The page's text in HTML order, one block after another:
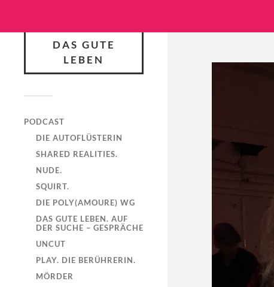
DAS GUTE
LEBEN
PODCAST
DIE AUTOFLÜSTERIN
SHARED REALITIES.
NUDE.
SQUIRT.
DIE POLY(AMOURE) WG
DAS GUTE LEBEN. AUF
DER SUCHE – GESPRÄCHE
UNCUT
PLAY. DIE BERÜHRERIN.
MÖRDER